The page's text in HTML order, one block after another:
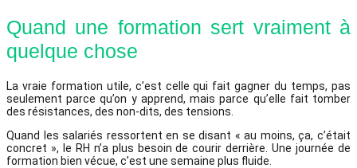
Quand une formation sert vraiment à
quelque chose
La vraie formation utile, c’est celle qui fait gagner du temps, pas
seulement parce qu’on y apprend, mais parce qu’elle fait tomber
des résistances, des non-dits, des tensions.
Quand les salariés ressortent en se disant « au moins, ça, c’était
concret », le RH n’a plus besoin de courir derrière. Une journée de
formation bien vécue, c’est une semaine plus fluide.